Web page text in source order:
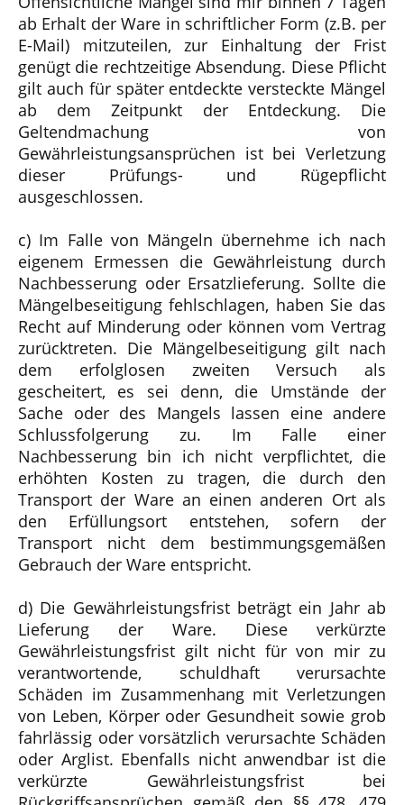
ab Erhalt der Ware in schriftlicher Form (z.B. per
E-Mail) mitzuteilen, zur Einhaltung der Frist
genügt die rechtzeitige Absendung. Diese Pflicht
gilt auch für später entdeckte versteckte Mängel
ab dem Zeitpunkt der Entdeckung. Die
Geltendmachung von
Gewährleistungsansprüchen ist bei Verletzung
dieser Prüfungs- und Rügepflicht
ausgeschlossen.
c) Im Falle von Mängeln übernehme ich nach
eigenem Ermessen die Gewährleistung durch
Nachbesserung oder Ersatzlieferung. Sollte die
Mängelbeseitigung fehlschlagen, haben Sie das
Recht auf Minderung oder können vom Vertrag
zurücktreten. Die Mängelbeseitigung gilt nach
dem erfolglosen zweiten Versuch als
gescheitert, es sei denn, die Umstände der
Sache oder des Mangels lassen eine andere
Schlussfolgerung zu. Im Falle einer
Nachbesserung bin ich nicht verpflichtet, die
erhöhten Kosten zu tragen, die durch den
Transport der Ware an einen anderen Ort als
den Erfüllungsort entstehen, sofern der
Transport nicht dem bestimmungsgemäßen
Gebrauch der Ware entspricht.
d) Die Gewährleistungsfrist beträgt ein Jahr ab
Lieferung der Ware. Diese verkürzte
Gewährleistungsfrist gilt nicht für von mir zu
verantwortende, schuldhaft verursachte
Schäden im Zusammenhang mit Verletzungen
von Leben, Körper oder Gesundheit sowie grob
fahrlässig oder vorsätzlich verursachte Schäden
oder Arglist. Ebenfalls nicht anwendbar ist die
verkürzte Gewährleistungsfrist bei